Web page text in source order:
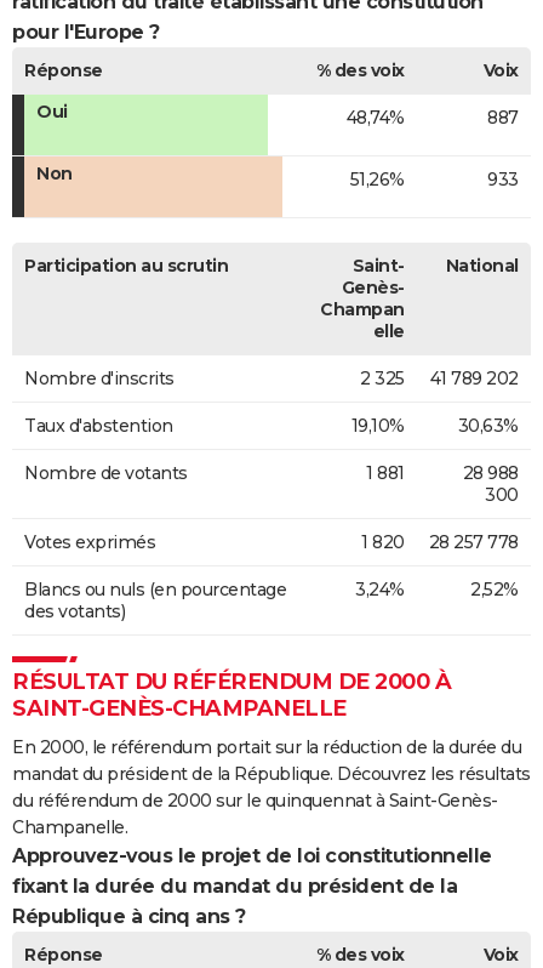
pour l'Europe ?
Réponse % des voix
Voix
Oui
48,74% 887
Non 51,26% 933
Participation au scrutin
Saint-
Genès-
Champan
elle
National
Nombre d'inscrits 2 325 41 789 202
Taux d'abstention 19,10% 30,63%
Nombre de votants 1 881
28 988
300
Votes exprimés 1 820 28 257 778
Blancs ou nuls (en pourcentage
des votants)
3,24% 2,52%
RÉSULTAT DU RÉFÉRENDUM DE 2000 À
SAINT-GENÈS-CHAMPANELLE
En 2000, le référendum portait sur la réduction de la durée du
mandat du président de la République. Découvrez les résultats
du référendum de 2000 sur le quinquennat à Saint-Genès-
Champanelle.
Approuvez-vous le projet de loi constitutionnelle
fixant la durée du mandat du président de la
République à cinq ans ?
Réponse % des voix
Voix